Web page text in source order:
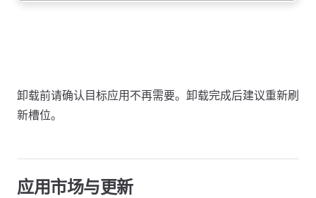
卸载前请确认目标应用不再需要。卸载完成后建议重新刷
新槽位。
应用市场与更新